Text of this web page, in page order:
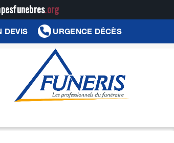
.org
DEVIS URGENCE DÉCÈS